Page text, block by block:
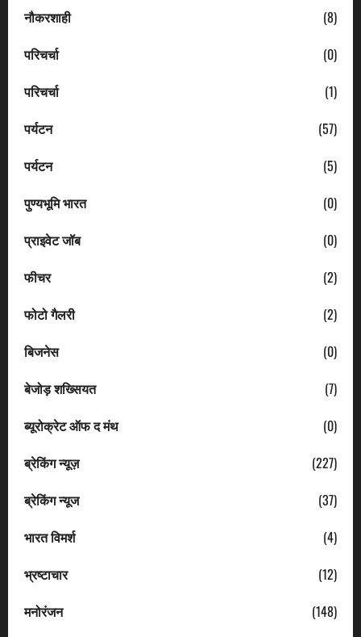
नौकरशाही
(8)
परिचर्चा
(0)
परिचर्चा
(1)
पर्यटन
(57)
पर्यटन
(5)
पुण्यभूमि भारत
(0)
प्राइवेट जॉब
(0)
फीचर
(2)
फोटो गैलरी
(2)
बिजनेस
(0)
बेजोड़ शख्सियत
(7)
ब्यूरोक्रेट ऑफ द मंथ
(0)
ब्रेकिंग न्यूज़
(227)
ब्रेकिंग न्यूज
(37)
भारत विमर्श
(4)
भ्रष्टाचार
(12)
मनोरंजन
(148)